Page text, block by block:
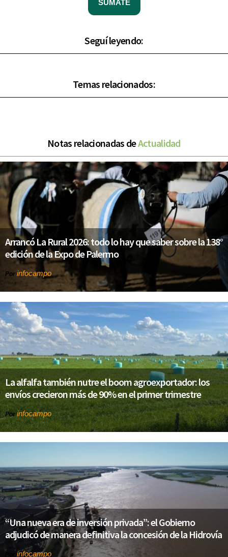
SUMATE
Seguí leyendo:
Temas relacionados:
Notas relacionadas deActualidad
Arrancó La Rural 2026: todo lo hay que saber sobre la 138°
edición de la Expo de Palermo
Por infocampo
La alfalfa también nutre el boom agroexportador: los
envíos crecieron más de 90% en el primer trimestre
Porinfocampo
“Una nueva era de inversión privada”: el Gobierno
adjudicó de manera definitiva la concesión de la Hidrovía
Por infocampo